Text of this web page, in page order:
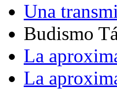
Una
Budismo
La
La